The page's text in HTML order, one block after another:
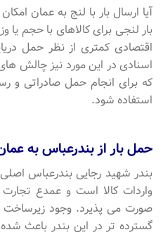
آیا ارسال بار با لنج به عمان
بار لنجی برای کالاهای با حجم
اقتصادی کمتری از نظر حمل
اسنادی در این مورد نیز چالش
که برای انجام حمل صادراتی و
استفاده شود.
حمل بار از بندرعباس به
بندر شهید رجایی بندرعباس
واردات کالا است و عمدع تجارت
صورت می پذیرد. وجود زیرساخت
گسترده تر در این بندر باعث